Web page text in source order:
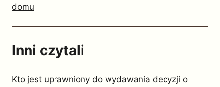
domu
Inni czytali
Kto jest uprawniony do wydawania decyzji o